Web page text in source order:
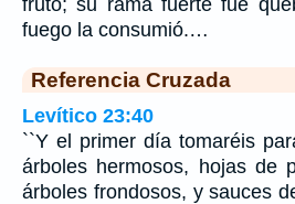
fuego la consumió.…
Referencia Cruzada
Levítico 23:40
``Y el primer día tomaréis
árboles hermosos, hojas de
árboles frondosos, y sauces